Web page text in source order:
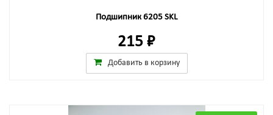
Подшипник 6205 SKL
215 ₽
Добавить в корзину